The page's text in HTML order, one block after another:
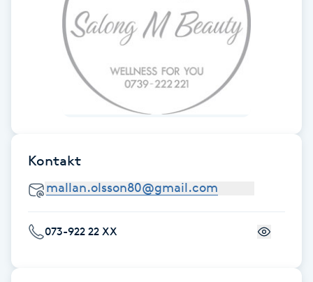
Fotmassage
Fransar
Fransfärgning
Kontakt
073-922 22 XX